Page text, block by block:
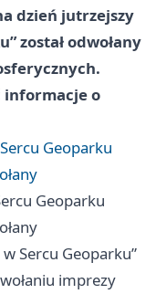
dzień jutrzejszy
został odwołany
informacje o
Geoparku
Geoparku
Sercu Geoparku”
imprezy